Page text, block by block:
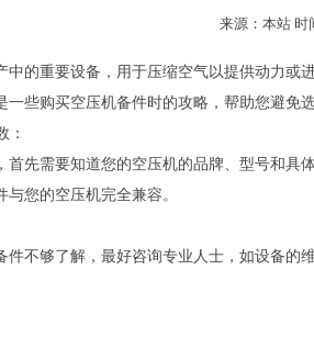
来源：本站 时
中的重要设备，用于压缩空气以提供动力或
一些购买空压机备件时的攻略，帮助您避免选
：
首先需要知道您的空压机的品牌、型号和
您的空压机完全兼容。
件不够了解，最好咨询专业人士，如设备的